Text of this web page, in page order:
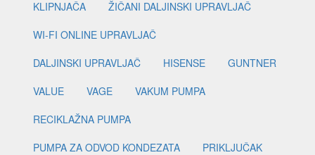
KLIPNJAČA
ŽIČANI DALJINSKI UPRAVLJAČ
WI-FI ONLINE UPRAVLJAČ
DALJINSKI UPRAVLJAČ
HISENSE
GUNTNER
VALUE
VAGE
VAKUM PUMPA
RECIKLAŽNA PUMPA
PUMPA ZA ODVOD KONDEZATA
PRIKLJUČAK